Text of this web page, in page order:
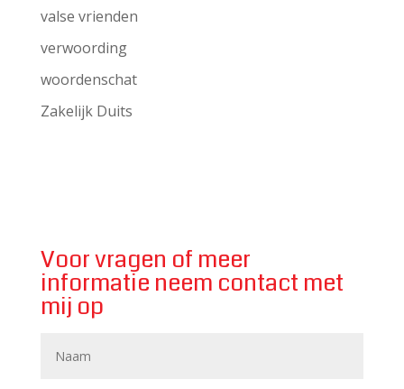
valse vrienden
verwoording
woordenschat
Zakelijk Duits
Voor vragen of meer
informatie neem contact met
mij op